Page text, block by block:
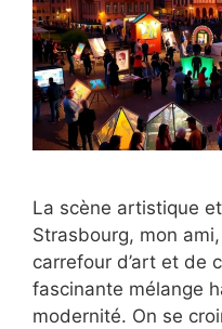
La scène artistique
Strasbourg, mon
carrefour d’art et de
fascinante mélange
modernité. On se